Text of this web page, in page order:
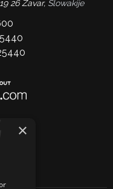
26 Zavar, Slowakije
×